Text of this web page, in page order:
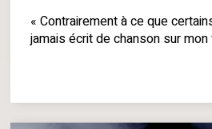
« Contrairement à ce que
jamais écrit de chanson sur